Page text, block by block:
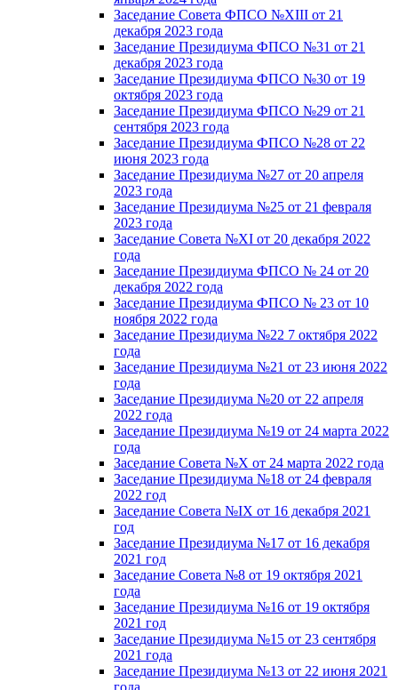
Заседание Совета ФПСО №XIII от 21
декабря 2023 года
Заседание Президиума ФПСО №31 от 21
декабря 2023 года
Заседание Президиума ФПСО №30 от 19
октября 2023 года
Заседание Президиума ФПСО №29 от 21
сентября 2023 года
Заседание Президиума ФПСО №28 от 22
июня 2023 года
Заседание Президиума №27 от 20 апреля
2023 года
Заседание Президиума №25 от 21 февраля
2023 года
Заседание Совета №XI от 20 декабря 2022
года
Заседание Президиума ФПСО № 24 от 20
декабря 2022 года
Заседание Президиума ФПСО № 23 от 10
ноября 2022 года
Заседание Президиума №22 7 октября 2022
года
Заседание Президиума №21 от 23 июня 2022
года
Заседание Президиума №20 от 22 апреля
2022 года
Заседание Президиума №19 от 24 марта 2022
года
Заседание Совета №X от 24 марта 2022 года
Заседание Президиума №18 от 24 февраля
2022 год
Заседание Совета №IX от 16 декабря 2021
год
Заседание Президиума №17 от 16 декабря
2021 год
Заседание Совета №8 от 19 октября 2021
года
Заседание Президиума №16 от 19 октября
2021 год
Заседание Президиума №15 от 23 сентября
2021 года
Заседание Президиума №13 от 22 июня 2021
года